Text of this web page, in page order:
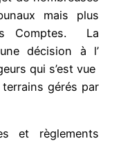
mais plus
Comptes. La
décision à l’
qui s’est vue
gérés par
et règlements